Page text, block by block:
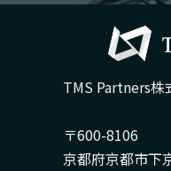
TMS Partners株
〒600-8106
京都府京都市下